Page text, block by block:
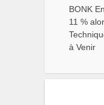
BONK
11 %
à Venir